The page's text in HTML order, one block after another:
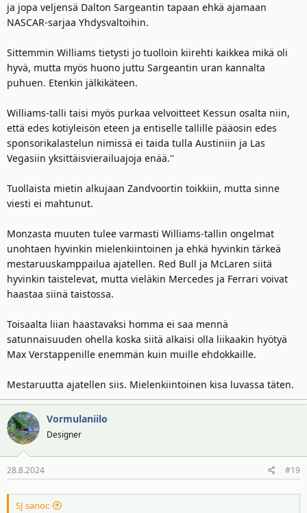
ja jopa veljensä Dalton Sargeantin tapaan ehkä ajamaan
NASCAR-sarjaa Yhdysvaltoihin.
Sittemmin Williams tietysti jo tuolloin kiirehti kaikkea mikä oli
hyvä, mutta myös huono juttu Sargeantin uran kannalta
puhuen. Etenkin jälkikäteen.
Williams-talli taisi myös purkaa velvoitteet Kessun osalta niin,
että edes kotiyleisön eteen ja entiselle tallille pääosin edes
sponsorikalastelun nimissä ei taida tulla Austiniin ja Las
Vegasiin yksittäisvierailuajoja enää.''
Tuollaista mietin alkujaan Zandvoortin toikkiin, mutta sinne
viesti ei mahtunut.
Monzasta muuten tulee varmasti Williams-tallin ongelmat
unohtaen hyvinkin mielenkiintoinen ja ehkä hyvinkin tärkeä
mestaruuskamppailua ajatellen. Red Bull ja McLaren siitä
hyvinkin taistelevat, mutta vieläkin Mercedes ja Ferrari voivat
haastaa siinä taistossa.
Toisaalta liian haastavaksi homma ei saa mennä
satunnaisuuden ohella koska siitä alkaisi olla liikaakin hyötyä
Max Verstappenille enemmän kuin muille ehdokkaille.
Mestaruutta ajatellen siis. Mielenkiintoinen kisa luvassa täten.
Vormulaniilo
Designer
28.8.2024 #19
SJ sanoi: